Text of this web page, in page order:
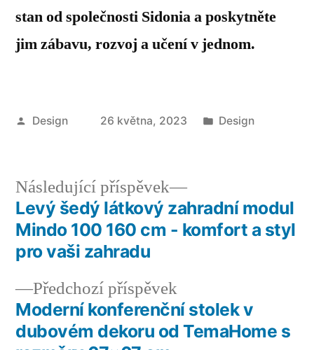
stan od společnosti Sidonia a poskytněte
jim zábavu, rozvoj a učení v jednom.
Autor
Design 26 května, 2023
Publikováno
Design
Navigace
pro
příspěvek
Předchozí příspěvekPředchozí
příspěvek:
Moderní konferenční stolek v
dubovém dekoru od TemaHome s
Následující příspěvek
Následující
příspěvek:
Levý šedý látkový zahradní modul
Mindo 100 160 cm - komfort a styl
pro vaši zahradu